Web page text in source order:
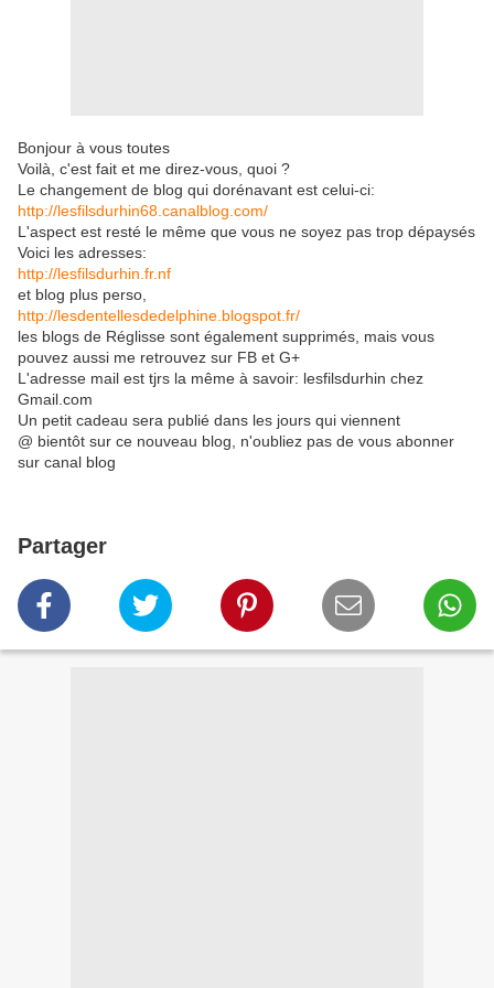
Bonjour à vous toutes
Voilà, c'est fait et me direz-vous, quoi ?
Le changement de blog qui dorénavant est celui-ci:
http://lesfilsdurhin68.canalblog.com/
L'aspect est resté le même que vous ne soyez pas trop dépaysés
Voici les adresses:
http://lesfilsdurhin.fr.nf
et blog plus perso,
http://lesdentellesdedelphine.blogspot.fr/
les blogs de Réglisse sont également supprimés, mais vous
pouvez aussi me retrouvez sur FB et G+
L'adresse mail est tjrs la même à savoir: lesfilsdurhin chez
Gmail.com
Un petit cadeau sera publié dans les jours qui viennent
@ bientôt sur ce nouveau blog, n'oubliez pas de vous abonner
sur canal blog
Partager